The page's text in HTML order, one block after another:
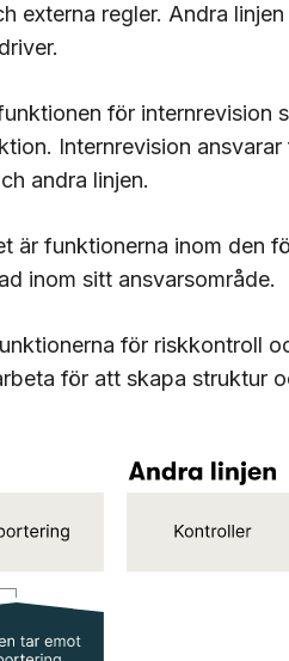
externa regler. Andra
för internrevision
Internrevision
andra linjen.
är funktionerna inom den
inom sitt ansvarsområde.
för riskkontroll
för att skapa struktur